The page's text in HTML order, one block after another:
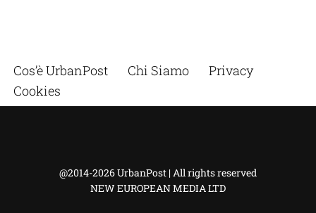
Cos’è UrbanPost Chi Siamo
Privacy
Cookies
@2014-2026 UrbanPost | All rights reserved
NEW EUROPEAN MEDIA LTD